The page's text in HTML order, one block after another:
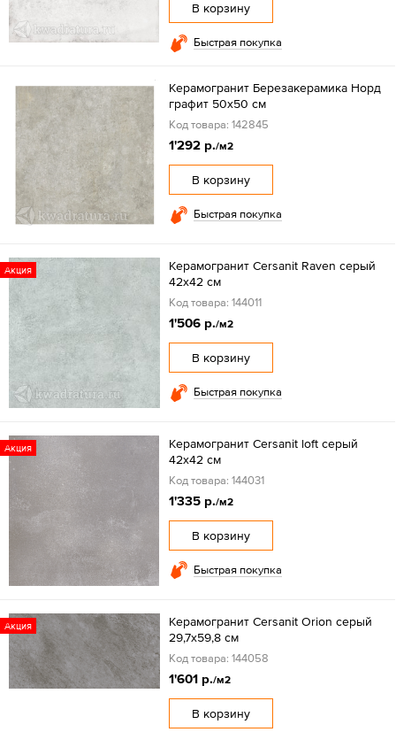
В корзину
Быстрая покупка
Керамогранит Березакерамика Норд
графит 50х50 см
Код товара: 142845
1'292 р./м2
В корзину
Быстрая покупка
Акция
Керамогранит Cersanit Raven серый
42х42 см
Код товара: 144011
1'506 р./м2
В корзину
Быстрая покупка
Акция
Керамогранит Cersanit loft серый
42x42 см
Код товара: 144031
1'335 р./м2
В корзину
Быстрая покупка
Акция
Керамогранит Cersanit Orion серый
29,7x59,8 см
Код товара: 144058
1'601 р./м2
В корзину